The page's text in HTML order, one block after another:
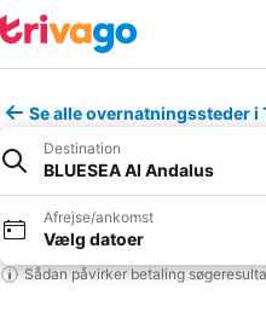
Se alle overnatningssteder
Destination
BLUESEA Al Andalus
Afrejse/ankomst
Vælg datoer
Sådan påvirker betaling